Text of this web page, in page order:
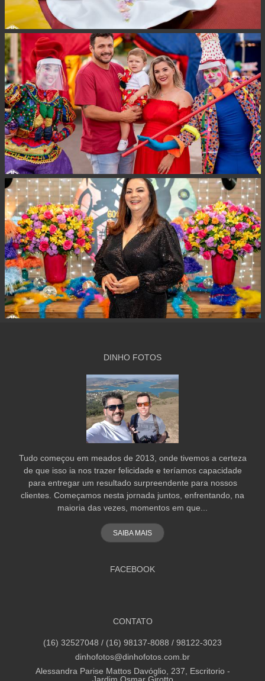
DINHO FOTOS
Tudo começou em meados de 2013, onde tivemos a certeza
de que isso ia nos trazer felicidade e teríamos capacidade
para entregar um resultado surpreendente para nossos
clientes. Começamos nesta jornada juntos, enfrentando, na
maioria das vezes, momentos em que...
SAIBA MAIS
FACEBOOK
CONTATO
(16) 32527048 / (16) 98137-8088 / 98122-3023
dinhofotos@dinhofotos.com.br
Alessandra Parise Mattos Davóglio, 237, Escritorio -